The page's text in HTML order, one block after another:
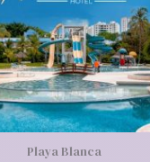
Playa Blanca